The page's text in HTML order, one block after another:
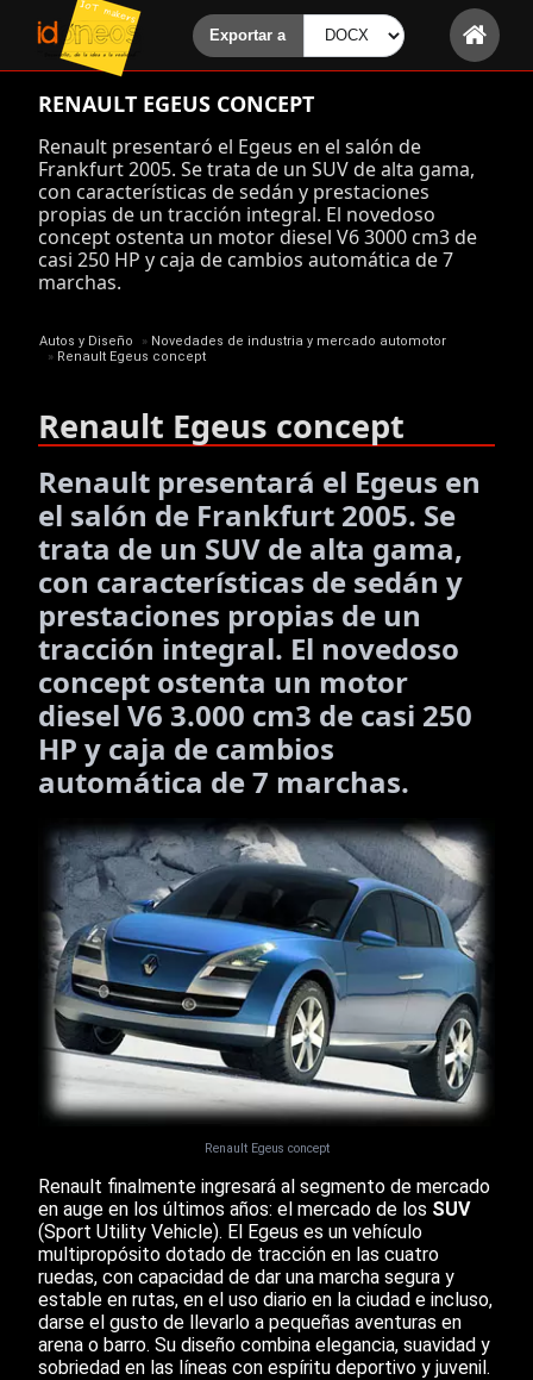
RENAULT EGEUS CONCEPT
Renault presentaró el Egeus en el salón de
Frankfurt 2005. Se trata de un SUV de alta gama,
con características de sedán y prestaciones
propias de un tracción integral. El novedoso
concept ostenta un motor diesel V6 3000 cm3 de
casi 250 HP y caja de cambios automática de 7
marchas.
Autos y Diseño » Novedades de industria y mercado automotor
» Renault Egeus concept
Renault Egeus concept
Renault presentará el Egeus en
el salón de Frankfurt 2005. Se
trata de un SUV de alta gama,
con características de sedán y
prestaciones propias de un
tracción integral. El novedoso
concept ostenta un motor
diesel V6 3.000 cm3 de casi 250
HP y caja de cambios
automática de 7 marchas.
Renault Egeus concept
Renault finalmente ingresará al segmento de mercado
en auge en los últimos años: el mercado de los SUV
(Sport Utility Vehicle). El Egeus es un vehículo
multipropósito dotado de tracción en las cuatro
ruedas, con capacidad de dar una marcha segura y
estable en rutas, en el uso diario en la ciudad e incluso,
darse el gusto de llevarlo a pequeñas aventuras en
arena o barro. Su diseño combina elegancia, suavidad y
sobriedad en las líneas con espíritu deportivo y juvenil.